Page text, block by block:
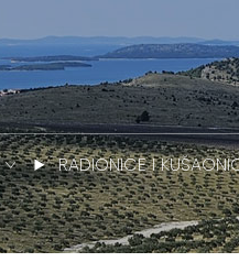
RADIONICE I